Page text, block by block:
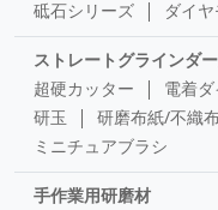
砥石シリーズ
ダイ
ストレートグラインダ
超硬カッター
電着
研玉
研磨布紙/不織
ミニチュアブラシ
手作業用研磨材